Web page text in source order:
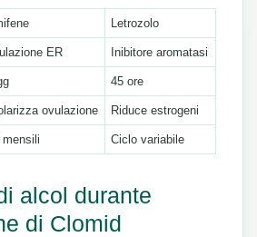
Letrozolo
ER Inibitore aromatasi
45 ore
ovulazione Riduce estrogeni
Ciclo variabile
alcol durante
di Clomid